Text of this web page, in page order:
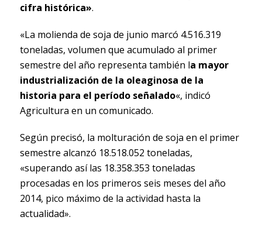
cifra histórica».
«La molienda de soja de junio marcó 4.516.319
toneladas, volumen que acumulado al primer
semestre del año representa también la mayor
industrialización de la oleaginosa de la
historia para el período señalado«, indicó
Agricultura en un comunicado.
Según precisó, la molturación de soja en el primer
semestre alcanzó 18.518.052 toneladas,
«superando así las 18.358.353 toneladas
procesadas en los primeros seis meses del año
2014, pico máximo de la actividad hasta la
actualidad».